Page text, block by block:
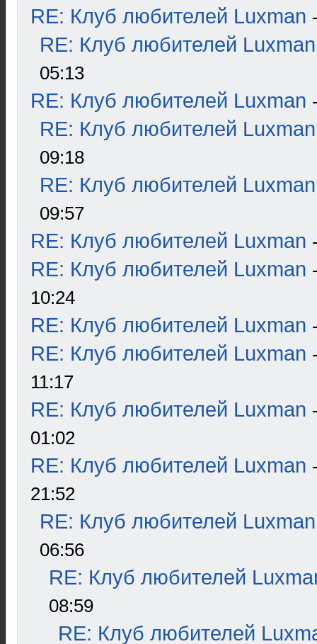
RE: Клуб любителей Luxman
RE: Клуб любителей Luxman
05:13
RE: Клуб любителей Luxman
RE: Клуб любителей Luxman
09:18
RE: Клуб любителей Luxman
09:57
RE: Клуб любителей Luxman
RE: Клуб любителей Luxman
10:24
RE: Клуб любителей Luxman
RE: Клуб любителей Luxman
11:17
RE: Клуб любителей Luxman
01:02
RE: Клуб любителей Luxman
21:52
RE: Клуб любителей Luxman
06:56
RE: Клуб любителей
08:59
RE: Клуб любителей